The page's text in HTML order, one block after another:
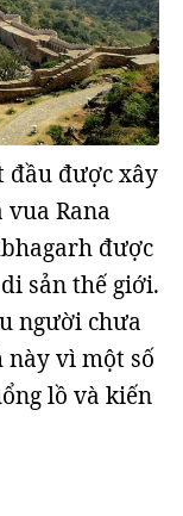
đầu được xây
Rana
được
sản thế giới.
người chưa
vì một số
lồ và kiến